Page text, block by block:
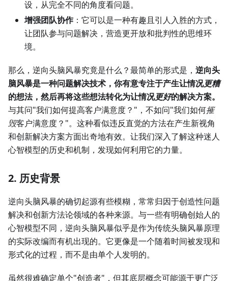
设，从完全不同的角度看问题。
增强团队协作：它可以是一种有趣且引人入胜的方式，
让团队参与问题解决，营造更开放和批判性的思维环
境。
那么，逆向头脑风暴究竟是什么？最简单的形式是， 逆向头
脑风暴是一种问题解决技术，你有意专注于产生让情况更糟
的想法，然后再将这些想法转化为让情况更好的解决方案。
与其问"我们如何提高客户满意度？"，不如问"我们如何摧
毁客户满意度？"。这种看似违反直觉的方法在产生新视角
和创新解决方案方面出奇地有效。让我们深入了解这种迷人
心智模型的历史和机制，发现如何利用它的力量。
2. 历史背景
逆向头脑风暴的确切起源有些模糊，常常归因于创造性问题
解决和创新方法论领域的各种来源。与一些有明确创始人的
心智模型不同，逆向头脑风暴似乎是作为传统头脑风暴原理
的实际改编而有机出现的。它更像是一个随着时间被发现和
形式化的过程，而不是由单个人发明的。
虽然很难确定单个"创造者"，但其底层概念可能源于更广泛